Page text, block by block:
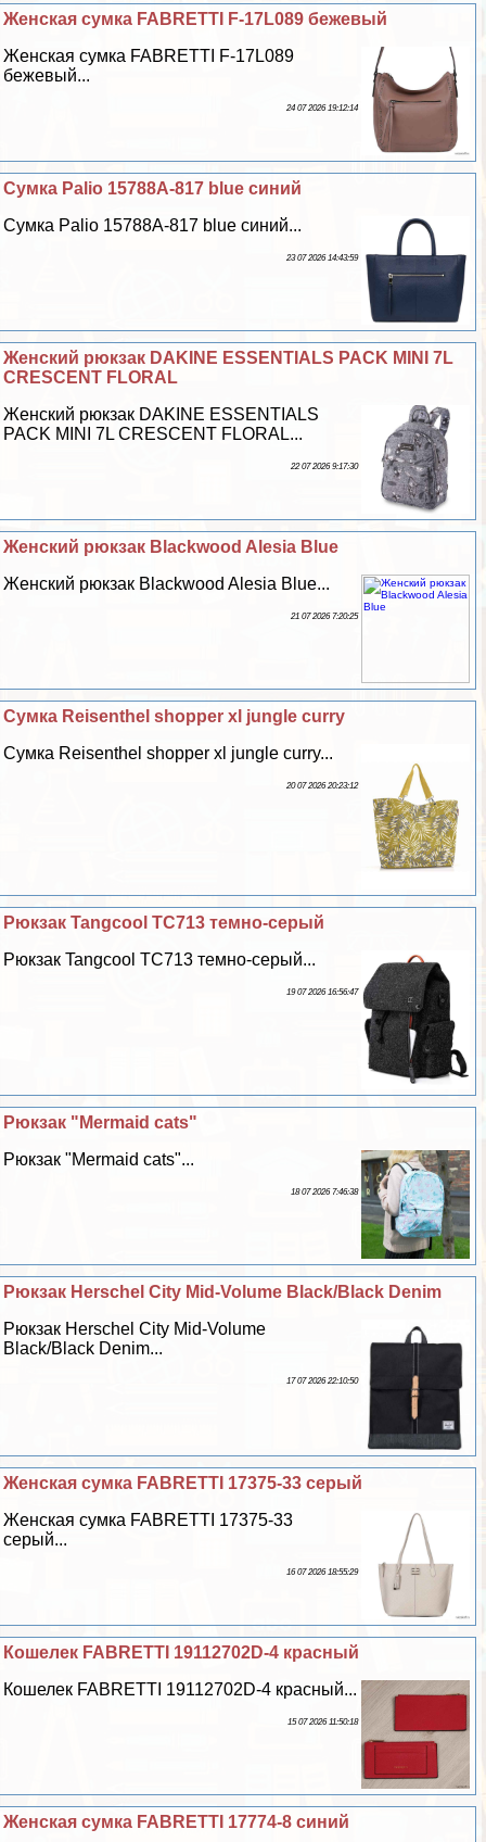
Женская сумка FABRETTI F-17L089 бежевый
Женская сумка FABRETTI F-17L089
бежевый...
24 07 2026 19:12:14
Сумка Palio 15788A-817 blue синий
Сумка Palio 15788A-817 blue синий...
23 07 2026 14:43:59
Женский рюкзак DAKINE ESSENTIALS PACK MINI 7L
CRESCENT FLORAL
Женский рюкзак DAKINE ESSENTIALS
PACK MINI 7L CRESCENT FLORAL...
22 07 2026 9:17:30
Женский рюкзак Blackwood Alesia Blue
Женский рюкзак Blackwood Alesia Blue...
21 07 2026 7:20:25
Сумка Reisenthel shopper xl jungle curry
Сумка Reisenthel shopper xl jungle curry...
20 07 2026 20:23:12
Рюкзак Tangcool TC713 темно-серый
Рюкзак Tangcool TC713 темно-серый...
19 07 2026 16:56:47
Рюкзак "Mermaid cats"
Рюкзак "Mermaid cats"...
18 07 2026 7:46:38
Рюкзак Herschel City Mid-Volume Black/Black Denim
Рюкзак Herschel City Mid-Volume
Black/Black Denim...
17 07 2026 22:10:50
Женская сумка FABRETTI 17375-33 серый
Женская сумка FABRETTI 17375-33
серый...
16 07 2026 18:55:29
Кошелек FABRETTI 19112702D-4 красный
Кошелек FABRETTI 19112702D-4 красный...
15 07 2026 11:50:18
Женская сумка FABRETTI 17774-8 синий